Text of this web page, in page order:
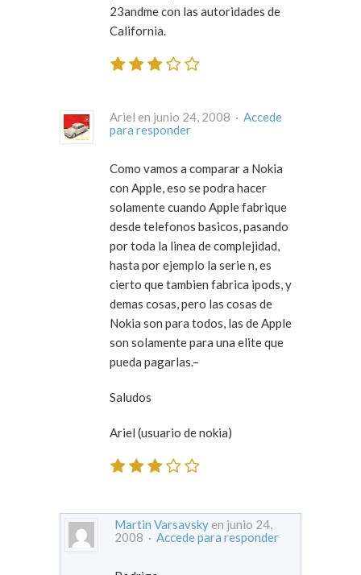
23andme con las autoridades de
California.
Ariel en junio 24, 2008 · Accede
para responder
Como vamos a comparar a Nokia
con Apple, eso se podra hacer
solamente cuando Apple fabrique
desde telefonos basicos, pasando
por toda la linea de complejidad,
hasta por ejemplo la serie n, es
cierto que tambien fabrica ipods, y
demas cosas, pero las cosas de
Nokia son para todos, las de Apple
son solamente para una elite que
pueda pagarlas.–
Saludos
Ariel (usuario de nokia)
Martin Varsavsky en junio 24,
2008 · Accede para responder